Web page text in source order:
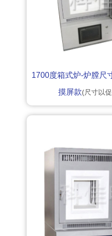
1700度箱式炉-炉膛尺
摸屏款(尺寸以